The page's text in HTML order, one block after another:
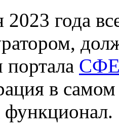
2023 года
портала
в
функционал.